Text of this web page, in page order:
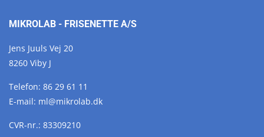
MIKROLAB - FRISENETTE A/S
Jens Juuls Vej 20
8260 Viby J
Telefon: 86 29 61 11
E-mail: ml@mikrolab.dk
CVR-nr.: 83309210